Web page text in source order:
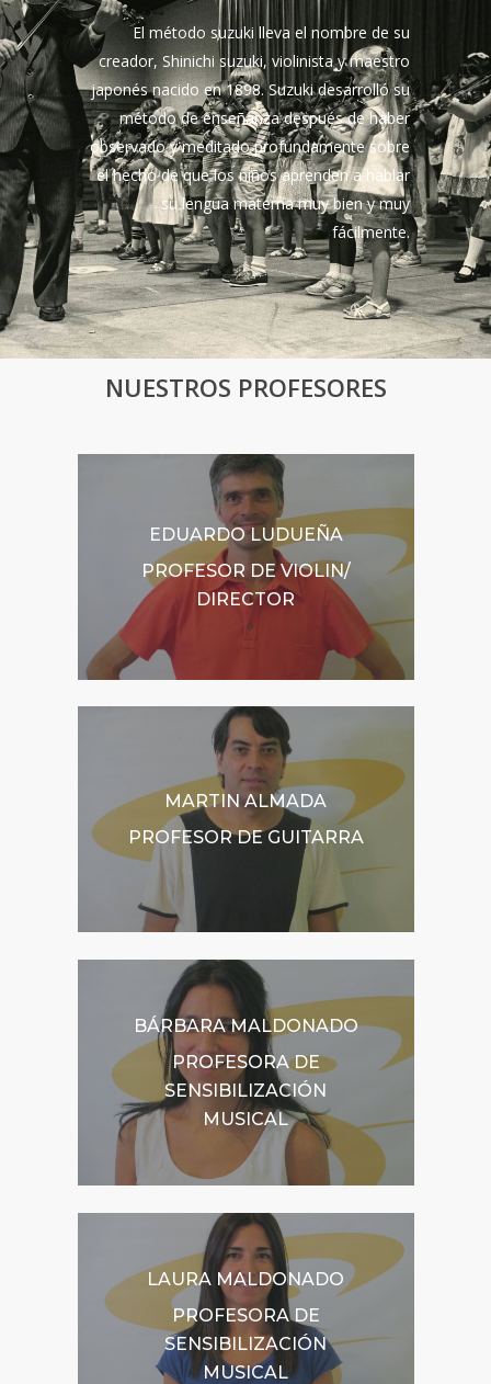
El método suzuki lleva el nombre de su
creador, Shinichi suzuki, violinista y maestro
japonés nacido en 1898. Suzuki desarrolló su
método de enseñanza después de haber
observado y meditado profundamente sobre
el hecho de que los niños aprenden a hablar
su lengua materna muy bien y muy
fácilmente.
NUESTROS PROFESORES
EDUARDO LUDUEÑA
PROFESOR DE VIOLIN/
DIRECTOR
MARTIN ALMADA
PROFESOR DE GUITARRA
BÁRBARA MALDONADO
PROFESORA DE
SENSIBILIZACIÓN
MUSICAL
LAURA MALDONADO
PROFESORA DE
SENSIBILIZACIÓN
MUSICAL